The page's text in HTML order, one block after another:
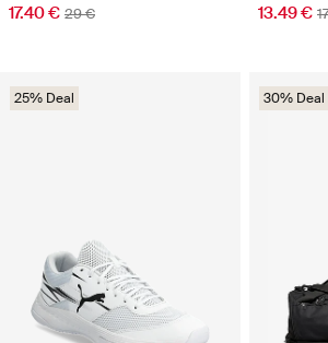
17.40 € 29 € 13.49 €
25% Deal 30% Deal